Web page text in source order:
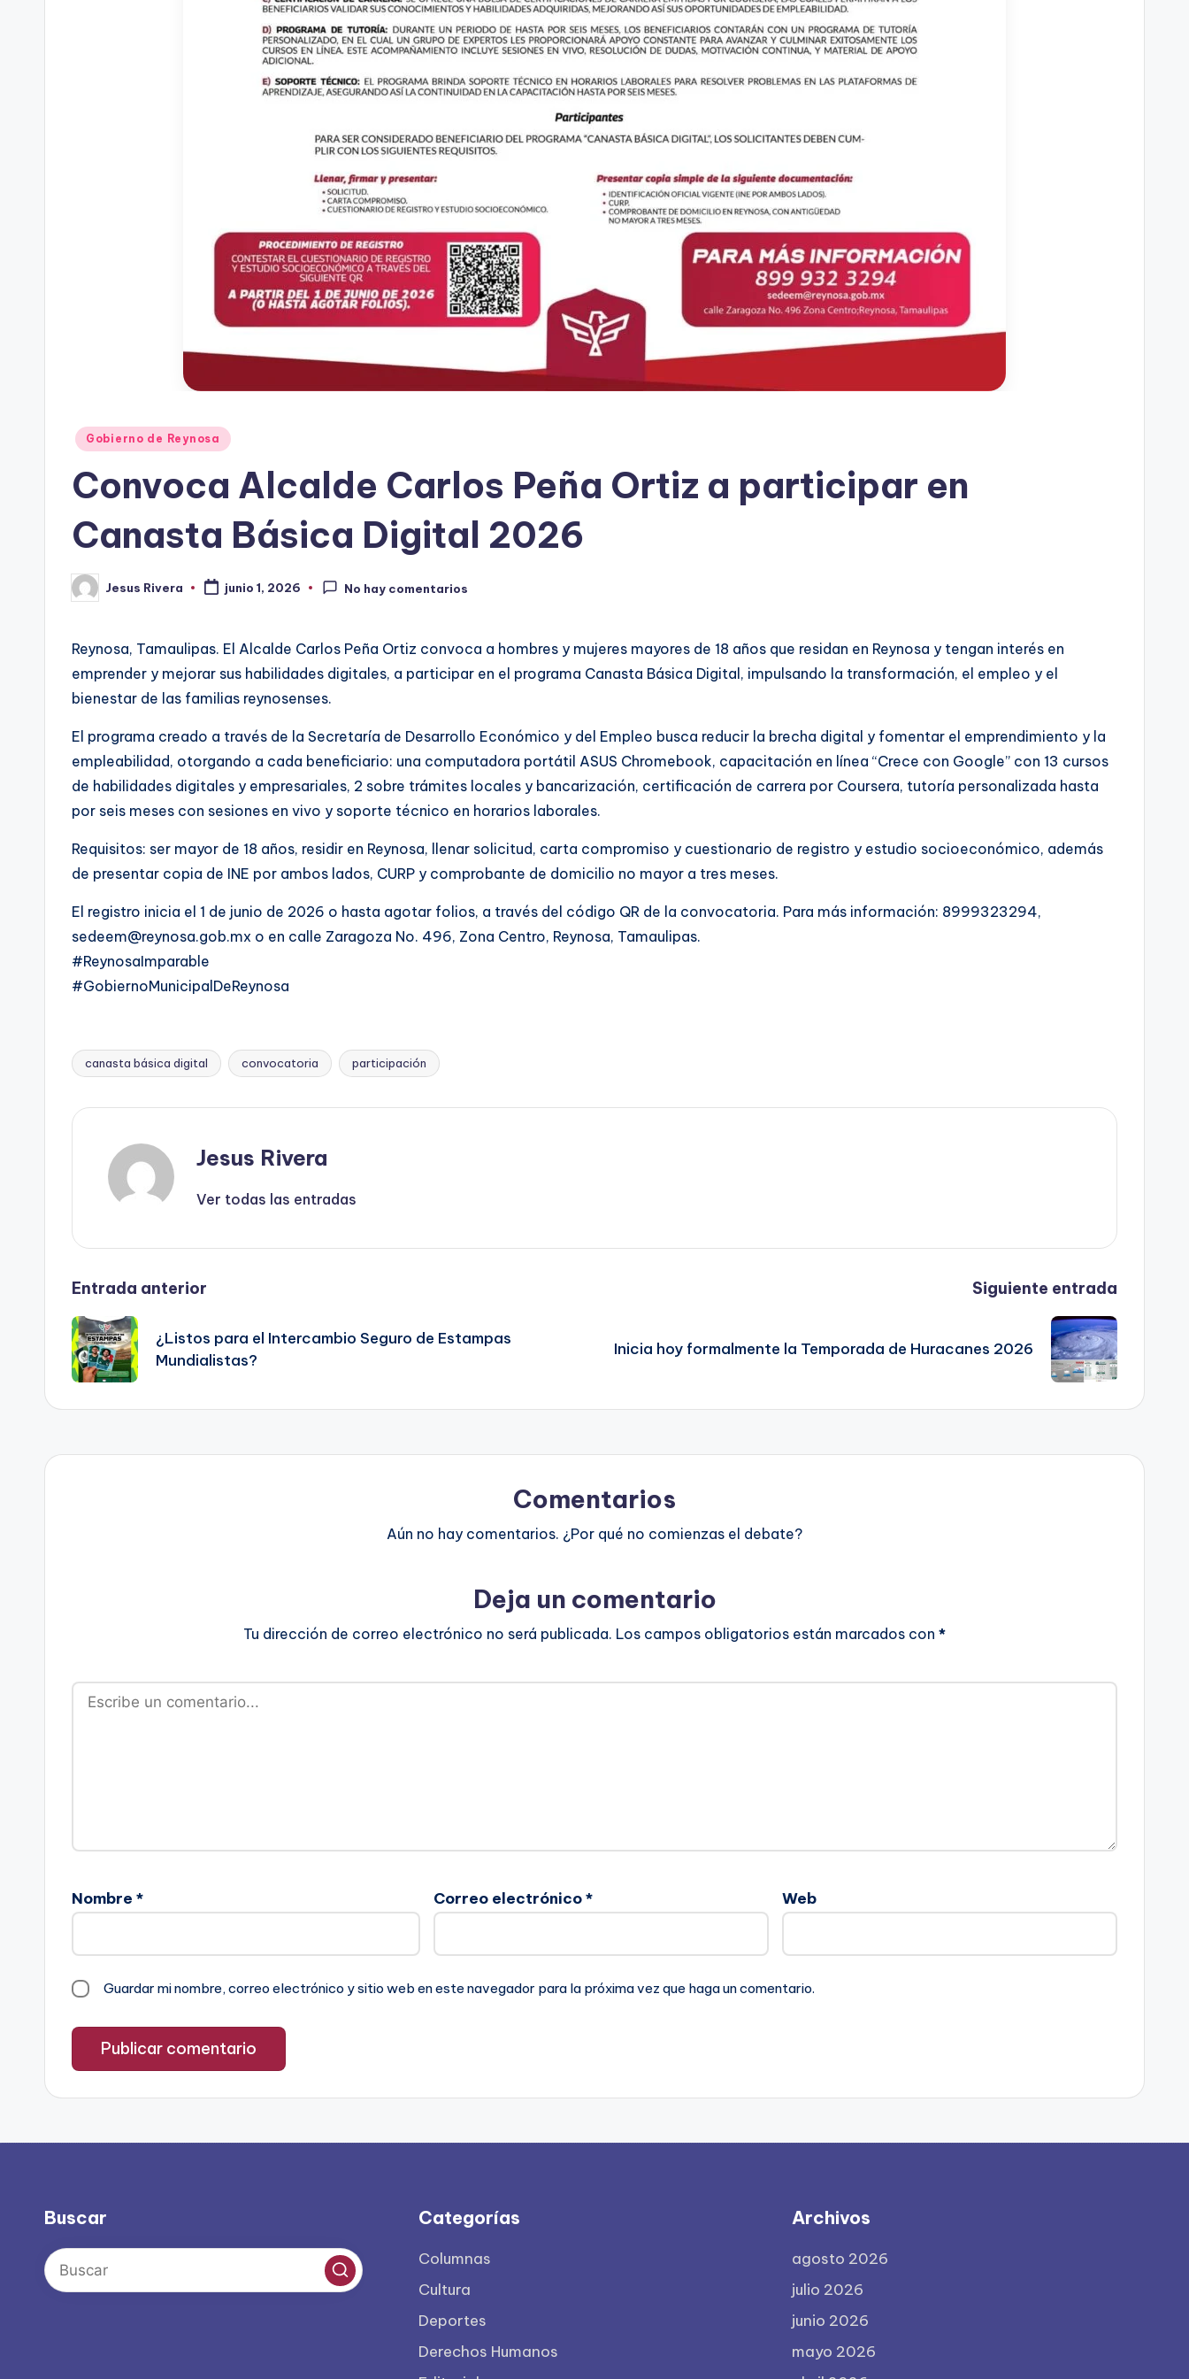
Publicado
Gobierno de Reynosa
Convoca Alcalde Carlos Peña Ortiz a participar en
Canasta Básica Digital 2026
Publicado
por
Jesus Rivera junio 1, 2026 No hay comentarios
Reynosa, Tamaulipas. El Alcalde Carlos Peña Ortiz convoca a hombres y mujeres mayores de 18 años que residan en Reynosa y tengan interés en
emprender y mejorar sus habilidades digitales, a participar en el programa Canasta Básica Digital, impulsando la transformación, el empleo y el
bienestar de las familias reynosenses.
El programa creado a través de la Secretaría de Desarrollo Económico y del Empleo busca reducir la brecha digital y fomentar el emprendimiento y la
empleabilidad, otorgando a cada beneficiario: una computadora portátil ASUS Chromebook, capacitación en línea “Crece con Google” con 13 cursos
de habilidades digitales y empresariales, 2 sobre trámites locales y bancarización, certificación de carrera por Coursera, tutoría personalizada hasta
por seis meses con sesiones en vivo y soporte técnico en horarios laborales.
Requisitos: ser mayor de 18 años, residir en Reynosa, llenar solicitud, carta compromiso y cuestionario de registro y estudio socioeconómico, además
de presentar copia de INE por ambos lados, CURP y comprobante de domicilio no mayor a tres meses.
El registro inicia el 1 de junio de 2026 o hasta agotar folios, a través del código QR de la convocatoria. Para más información: 8999323294,
sedeem@reynosa.gob.mx o en calle Zaragoza No. 496, Zona Centro, Reynosa, Tamaulipas.
#ReynosaImparable
#GobiernoMunicipalDeReynosa
Etiquetas:
canasta básica digital convocatoria participación
Jesus Rivera
Ver todas las entradas
Navegación
de
entradas
Entrada anterior
¿Listos para el Intercambio Seguro de Estampas
Mundialistas?
Siguiente entrada
Inicia hoy formalmente la Temporada de Huracanes 2026
Comentarios
Aún no hay comentarios. ¿Por qué no comienzas el debate?
Deja un comentario
Tu dirección de correo electrónico no será publicada. Los campos obligatorios están marcados con *
Nombre * Correo electrónico* Web
Guardar mi nombre, correo electrónico y sitio web en este navegador para la próxima vez que haga un comentario.
Buscar Categorías
Columnas
Cultura
Deportes
Derechos Humanos
Archivos
agosto 2026
julio 2026
junio 2026
mayo 2026